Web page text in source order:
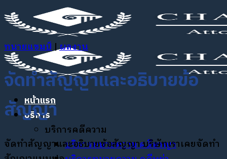
ข้าม
ไป
เนื้อหา
หน้าแรก
บริการ
บริการคดีความ
บริการทนายความ คดีอาญา
ทนายแชมป์|ผลงาน
จัดทำสัญญาและอธิบายข้อ
สัญญา
จัดทำสัญญาและอธิบายข้อสัญญา บริษัทเราเคยจัดทำ